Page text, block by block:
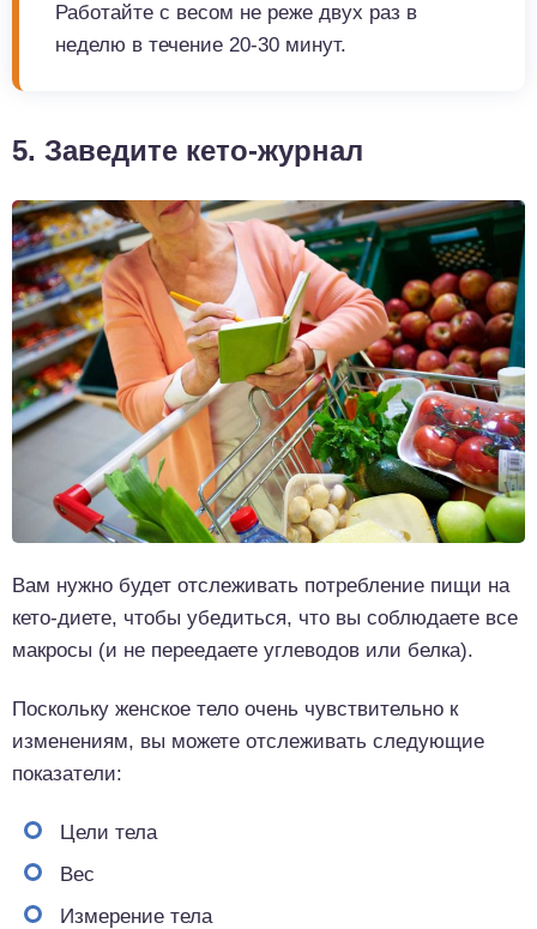
Работайте с весом не реже двух раз в
неделю в течение 20-30 минут.
5. Заведите кето-журнал
Вам нужно будет отслеживать потребление пищи на
кето-диете, чтобы убедиться, что вы соблюдаете все
макросы (и не переедаете углеводов или белка).
Поскольку женское тело очень чувствительно к
изменениям, вы можете отслеживать следующие
показатели:
Цели тела
Вес
Измерение тела